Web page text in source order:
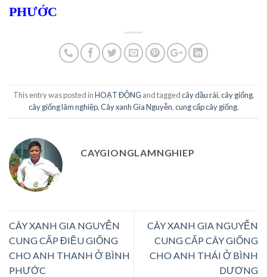
PHƯỚC
This entry was posted inHOẠT ĐỘNG and taggedcây dầu rái,cây giống,
cây giống lâm nghiệp,Cây xanh Gia Nguyễn,cung cấp cây giống.
CAYGIONGLAMNGHIEP
CÂY XANH GIA NGUYỄN
CUNG CẤP ĐIỀU GIỐNG
CHO ANH THANH Ở BÌNH
PHƯỚC
CÂY XANH GIA NGUYỄN
CUNG CẤP CÂY GIỐNG
CHO ANH THÁI Ở BÌNH
DƯƠNG